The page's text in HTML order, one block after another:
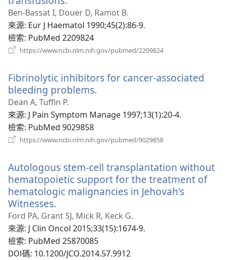
啟
新
視
窗）
Ben-Bassat I, Douer D, Ramot B.
來源‎: Eur J Haematol 1990;45(2):86-9.
檢索‎: PubMed 2209824
https://www.ncbi.nlm.nih.gov/pubmed/2209824
視
Fibrinolytic inhibitors for cancer-associated
bleeding problems.
新
窗）
Dean A, Tuffin P.
來源‎: J Pain Symptom Manage 1997;13(1):20-4.
檢索‎: PubMed 9029858
https://www.ncbi.nlm.nih.gov/pubmed/9029858
視
窗）
Autologous stem-cell transplantation without
hematopoietic support for the treatment of
hematologic malignancies in Jehovah's
Witnesses.
啟
新
視
窗）
Ford PA, Grant SJ, Mick R, Keck G.
來源‎: J Clin Oncol 2015;33(15):1674-9.
檢索‎: PubMed 25870085
DOI碼‎: 10.1200/JCO.2014.57.9912